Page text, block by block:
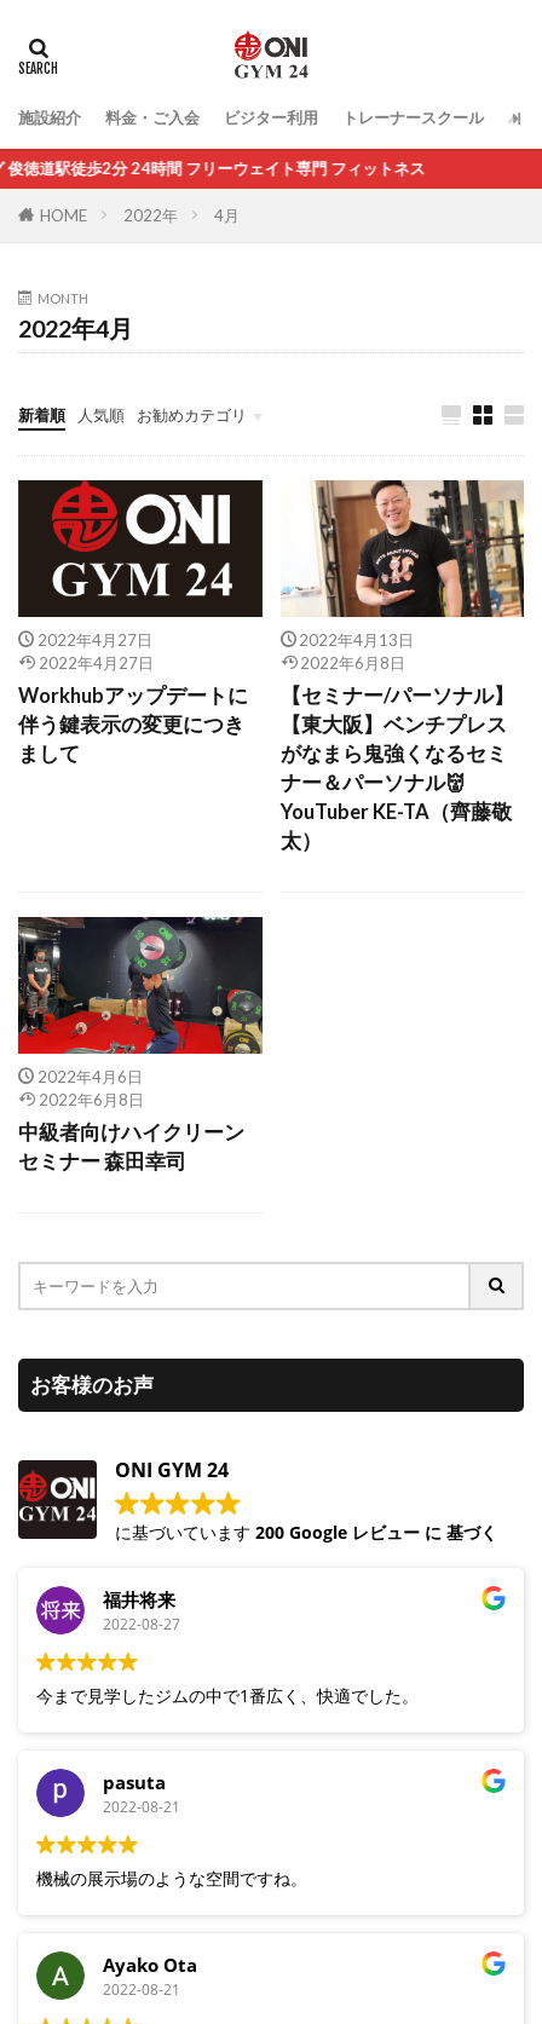
施設紹介 料金・ご入会 ビジター利用 トレーナースクール パ
分 24時間 フリーウェイト専門 フィットネス
HOME 2022年 4月
MONTH
2022年4月
新着順 人気順 お勧めカテゴリ
未分類
2022年4月27日
2022年4月27日
Workhubアップデートに
伴う鍵表示の変更につき
まして
2022年4月13日
2022年6月8日
【セミナー/パーソナル】
【東大阪】ベンチプレス
がなまら鬼強くなるセミ
ナー＆パーソナル👹
YouTuber KE-TA（齊藤敬
太）
2022年4月6日
2022年6月8日
中級者向けハイクリーン
セミナー 森田幸司
お客様のお声
ONI GYM 24
に基づいています 200 Google レビュー に 基づく
福井将来
2022-08-27
今まで見学したジムの中で1番広く、快適でした。
pasuta
2022-08-21
機械の展示場のような空間ですね。
Ayako Ota
2022-08-21